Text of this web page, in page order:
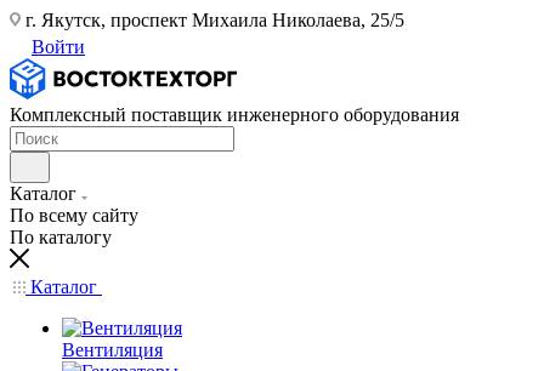
г. Якутск, проспект Михаила Николаева, 25/5
Войти
Комплексный поставщик инженерного оборудования
Каталог
По всему сайту
По каталогу
Каталог
Вентиляция